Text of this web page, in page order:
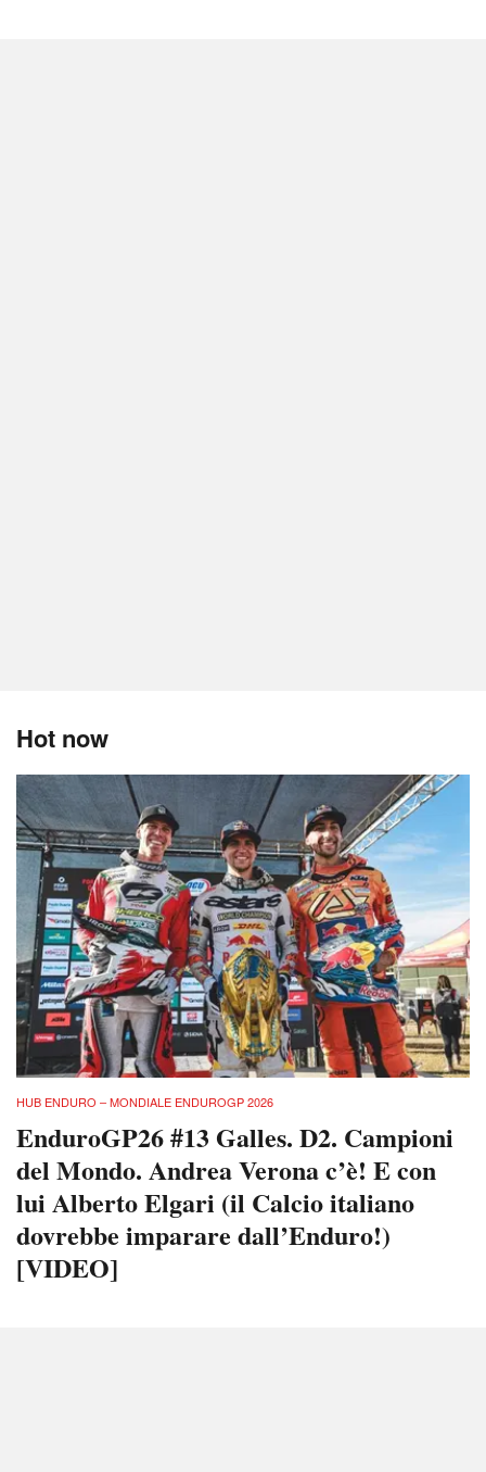
Hot now
HUB ENDURO – MONDIALE ENDUROGP 2026
EnduroGP26 #13 Galles. D2. Campioni
del Mondo. Andrea Verona c’è! E con
lui Alberto Elgari (il Calcio italiano
dovrebbe imparare dall’Enduro!)
[VIDEO]